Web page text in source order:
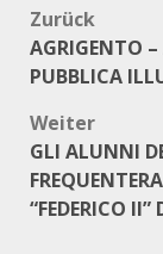
Zurück
AGRIGENTO
PUBBLICA
Weiter
GLI ALUNNI
“FEDERICO II”